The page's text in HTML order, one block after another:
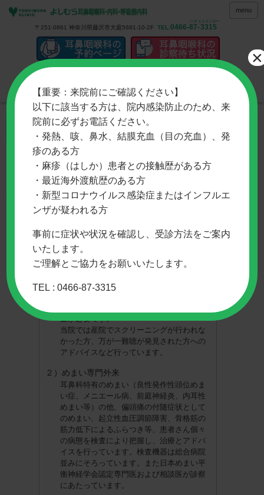
〒251-0861 神奈川県藤沢市大庭5681-10-2F TEL:0466-87
ハナ
-3315
ミミインコー
menu
ホーム> 耳鼻咽喉科・めまい外来「診療のご案内」
診療のご案内 医師紹介
耳鼻咽喉科一般外来における当院ならではの特徴
１）乳幼児聴覚スクリーニング
新生児期に産院において聴覚スクリーニン
グ施行が浸透してきました。
を受けさせることで、その後の児の
当院では産院でスクリーニングが行われな
かった方、万が一難聴が発見された方への
アドバイスなど行っています。
２）めまい専門外来
耳鼻科特有のめまい（良性発作性頭位めま
い症、メニエール病、前庭神経炎、内耳性
めまい等）の他、偏頭痛の付随症状として
のめまい、起立性血圧調節障害、骨格筋の
筋力低下によるふらつき等、患者さん個々
の病態を検査により把握し、治療とアドバ
イスを行っています。検査機器は総合病院
並みにそろっています。また日本めまい平
衡神経学会認定専門医および相談医が診察
にあたっています。
【重要：来院前にご確認ください】
以下に該当する方は、院内感染防止のため、来
院前に必ずお電話ください。
・発熱、咳、鼻水、結膜充血（目の充血）、発
疹のある方
・麻疹（はしか）患者との接触歴がある方
・最近海外渡航歴のある方
・新型コロナウイルス感染症またはインフルエ
ンザが疑われる方
事前に症状や状況を確認し、受診方法をご案内
いたします。
ご理解とご協力をお願いいたします。
TEL : 0466-87-3315
×